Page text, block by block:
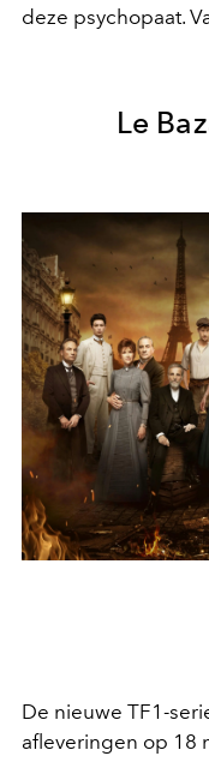
deze psychopaat.
Le
De nieuwe TF1-
afleveringen op 18